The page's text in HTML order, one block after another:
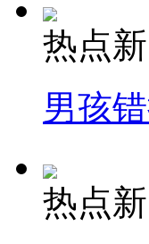
热点
男孩
热点